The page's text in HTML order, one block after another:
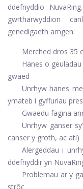
ddefnyddio
gwrtharwyddion
genedigaeth amgen:
Merched dros 35
Hanes o
gwaed
Unrhyw hanes
ymateb i gyffuriau
Gwaedu fagina
Unrhyw ganser
canser y groth, ac ati)
Alergeddau i
ddefnyddir yn
Problemau ar y
strôc